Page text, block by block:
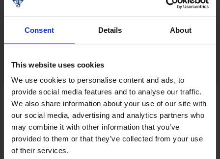
Consent Details About
This website uses cookies
We use cookies to personalise content and ads, to
provide social media features and to analyse our traffic.
We also share information about your use of our site with
our social media, advertising and analytics partners who
may combine it with other information that you’ve
provided to them or that they’ve collected from your use
of their services.
Päivän muut ottelut tässä sarjassa
Sarjataulukko
Joukkuekortit
Tämä sarja tulospalvelussa